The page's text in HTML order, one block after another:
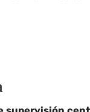
consolidar